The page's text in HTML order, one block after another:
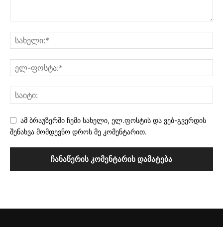
ამ ბრაუზერში ჩემი სახელი, ელ.ფოსტის და ვებ-გვერდის
შენახვა მომდევნო დროს მე კომენტარით.